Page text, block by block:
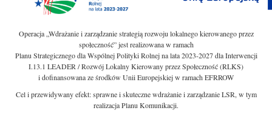
Operacja „Wdrażanie i zarządzanie strategią rozwoju lokalnego kierowanego przez
społeczność” jest realizowana w ramach
Planu Strategicznego dla Wspólnej Polityki Rolnej na lata 2023-2027 dla Interwencji
I.13.1 LEADER / Rozwój Lokalny Kierowany przez Społeczność (RLKS)
i dofinansowana ze środków Unii Europejskiej w ramach EFRROW
Cel i przewidywany efekt: sprawne i skuteczne wdrażanie i zarządzanie LSR, w tym
realizacja Planu Komunikacji.